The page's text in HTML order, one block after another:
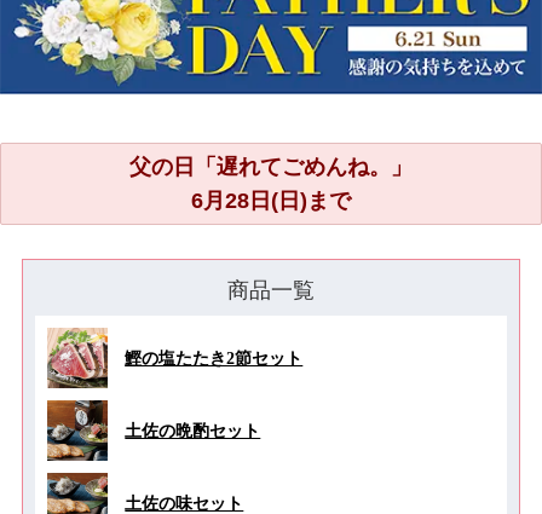
父の日「遅れてごめんね。」
6月28日(日)まで
商品一覧
鰹の塩たたき2節セット
土佐の晩酌セット
土佐の味セット